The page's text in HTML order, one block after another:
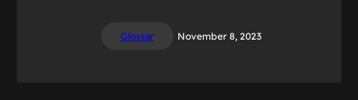
Glossar November 8, 2023